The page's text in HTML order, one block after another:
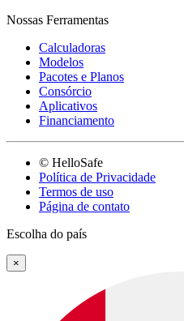
Nossas Ferramentas
Calculadoras
Modelos
Pacotes e Planos
Consórcio
Aplicativos
Financiamento
© HelloSafe
Política de Privacidade
Termos de uso
Página de contato
Escolha do país
×